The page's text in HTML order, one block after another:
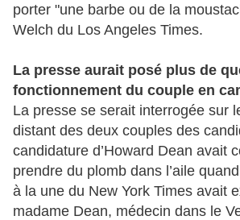
porter "une barbe ou de la
Welch du Los Angeles Times.
La presse aurait posé plus de
fonctionnement du couple en
La presse se serait interrogée sur
distant des deux couples des
candidature d’Howard Dean avait
prendre du plomb dans l’aile
à la une du New York Times avait
madame Dean, médecin dans le